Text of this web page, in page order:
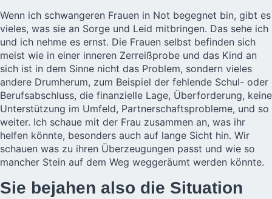
Wenn ich schwangeren Frauen in Not begegnet bin, gibt es
vieles, was sie an Sorge und Leid mitbringen. Das sehe ich
und ich nehme es ernst. Die Frauen selbst befinden sich
meist wie in einer inneren Zerreißprobe und das Kind an
sich ist in dem Sinne nicht das Problem, sondern vieles
andere Drumherum, zum Beispiel der fehlende Schul- oder
Berufsabschluss, die finanzielle Lage, Überforderung, keine
Unterstützung im Umfeld, Partnerschaftsprobleme, und so
weiter. Ich schaue mit der Frau zusammen an, was ihr
helfen könnte, besonders auch auf lange Sicht hin. Wir
schauen was zu ihren Überzeugungen passt und wie so
mancher Stein auf dem Weg weggeräumt werden könnte.
Sie bejahen also die Situation